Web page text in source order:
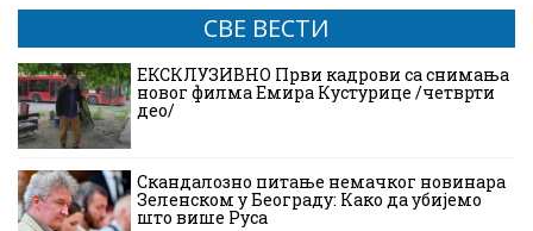
СВЕ ВЕСТИ
ЕКСКЛУЗИВНО Први кадрови са снимања
новог филма Емира Кустурице /четврти
део/
Скандалозно питање немачког новинара
Зеленском у Београду: Како да убијемо
што више Руса